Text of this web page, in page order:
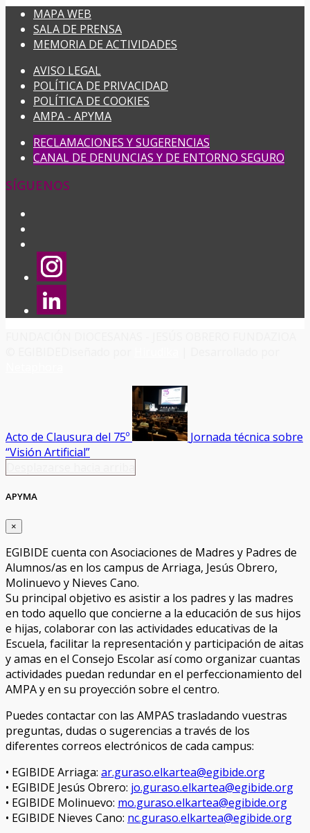
MAPA WEB
SALA DE PRENSA
MEMORIA DE ACTIVIDADES
AVISO LEGAL
POLÍTICA DE PRIVACIDAD
POLÍTICA DE COOKIES
AMPA - APYMA
RECLAMACIONES Y SUGERENCIAS
CANAL DE DENUNCIAS Y DE ENTORNO SEGURO
SÍGUENOS
Acto de Clausura del 75º
Jornada técnica sobre
“Visión Artificial”
APYMA
×
EGIBIDE cuenta con Asociaciones de Madres y Padres de
Alumnos/as en los campus de Arriaga, Jesús Obrero,
Molinuevo y Nieves Cano.
Su principal objetivo es asistir a los padres y las madres
en todo aquello que concierne a la educación de sus hijos
e hijas, colaborar con las actividades educativas de la
Escuela, facilitar la representación y participación de aitas
y amas en el Consejo Escolar así como organizar cuantas
actividades puedan redundar en el perfeccionamiento del
AMPA y en su proyección sobre el centro.
Puedes contactar con las AMPAS trasladando vuestras
preguntas, dudas o sugerencias a través de los
diferentes correos electrónicos de cada campus:
• EGIBIDE Arriaga: ar.guraso.elkartea@egibide.org
• EGIBIDE Jesús Obrero: jo.guraso.elkartea@egibide.org
• EGIBIDE Molinuevo: mo.guraso.elkartea@egibide.org
• EGIBIDE Nieves Cano: nc.guraso.elkartea@egibide.org